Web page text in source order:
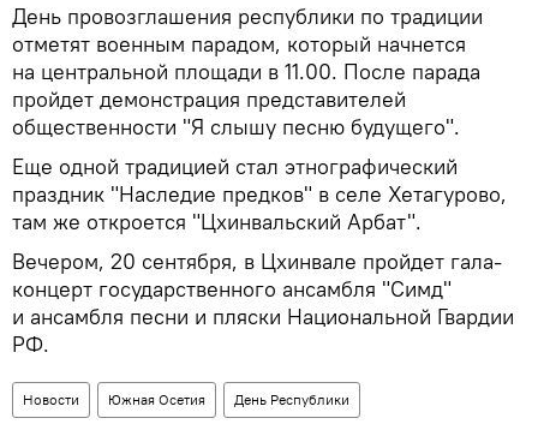
День провозглашения республики по традиции
отметят военным парадом, который начнется
на центральной площади в 11.00. После парада
пройдет демонстрация представителей
общественности "Я слышу песню будущего".
Еще одной традицией стал этнографический
праздник "Наследие предков" в селе Хетагурово,
там же откроется "Цхинвальский Арбат".
Вечером, 20 сентября, в Цхинвале пройдет гала-
концерт государственного ансамбля "Симд"
и ансамбля песни и пляски Национальной Гвардии
РФ.
Новости Южная Осетия День Республики